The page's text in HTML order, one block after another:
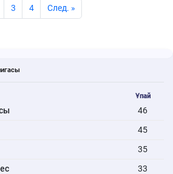
3 4 Cлед. »
Ұпай
46
45
35
33